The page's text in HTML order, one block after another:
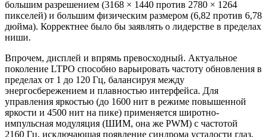
большим разрешением (3168 × 1440 против 2780 × 1264
пикселей) и большим физическим размером (6,82 против 6,78
дюйма). Корректнее было бы заявлять о лидерстве в пределах
ниши.
Впрочем, дисплей и впрямь превосходный. Актуальное
поколение LTPO способно варьировать частоту обновления в
пределах от 1 до 120 Гц, балансируя между
энергосбережением и плавностью интерфейса. Для
управления яркостью (до 1600 нит в режиме повышенной
яркости и 4500 нит на пике) применяется широтно-
импульсная модуляция (ШИМ, она же PWM) с частотой
2160 Гц, исключающая появление синдрома усталости глаз.